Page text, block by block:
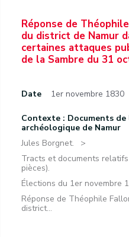
Réponse de
du district de Namur
certaines attaques
de la Sambre du 31
Date 1er novembre 1830
Contexte : Documents de
archéologique de Namur
Jules Borgnet.
Tracts et documents
pièces).
Élections du 1er novembre
Réponse de Théophile
district...